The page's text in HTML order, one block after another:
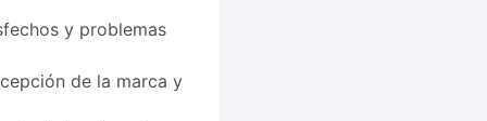
y problemas
de la marca y